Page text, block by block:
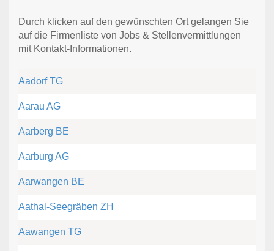
Durch klicken auf den gewünschten Ort gelangen Sie
auf die Firmenliste von Jobs & Stellenvermittlungen
mit Kontakt-Informationen.
Aadorf TG
Aarau AG
Aarberg BE
Aarburg AG
Aarwangen BE
Aathal-Seegräben ZH
Aawangen TG